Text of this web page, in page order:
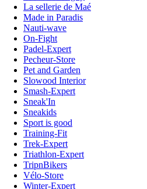
La sellerie de Maé
Made in Paradis
Nauti-wave
On-Fight
Padel-Expert
Pecheur-Store
Pet and Garden
Slowood Interior
Smash-Expert
Sneak'In
Sneakids
Sport is good
Training-Fit
Trek-Expert
Triathlon-Expert
TripnBikers
Vélo-Store
Winter-Expert